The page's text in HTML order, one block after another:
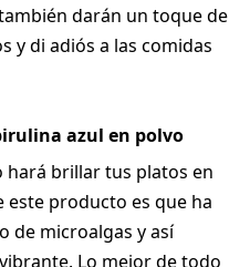
darán un toque de
y di adiós a las comidas
azul en polvo
hará brillar tus platos en
este producto es que ha
de microalgas y así
Lo mejor de todo